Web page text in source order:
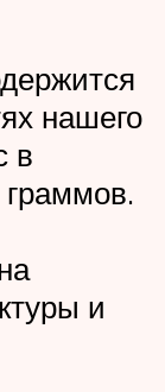
нашего
в
граммов.
и